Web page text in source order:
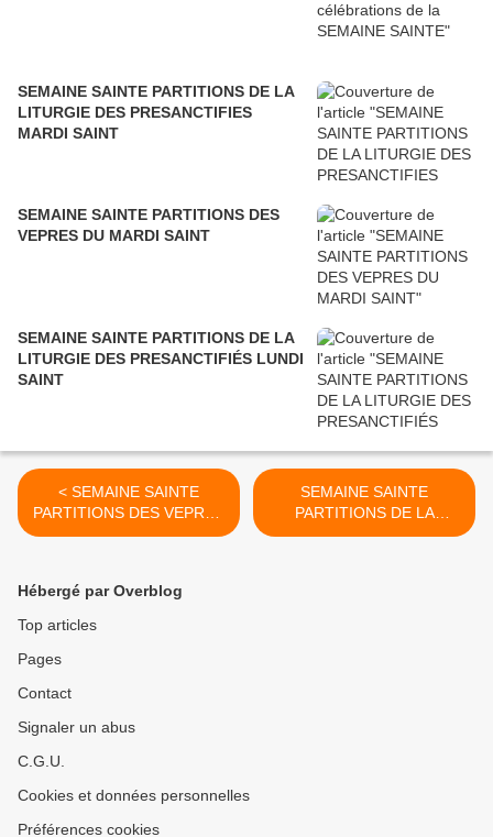
SEMAINE SAINTE PARTITIONS DE LA
LITURGIE DES PRESANCTIFIES
MARDI SAINT
SEMAINE SAINTE PARTITIONS DES
VEPRES DU MARDI SAINT
SEMAINE SAINTE PARTITIONS DE LA
LITURGIE DES PRESANCTIFIÉS LUNDI
SAINT
< SEMAINE SAINTE
PARTITIONS DES VEPRES
DU MARDI SAINT
SEMAINE SAINTE
PARTITIONS DE LA
LITURGIE DES
Hébergé par Overblog
Top articles
Pages
Contact
Signaler un abus
C.G.U.
Cookies et données personnelles
Préférences cookies